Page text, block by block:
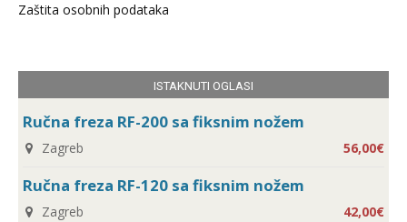
Zaštita osobnih podataka
ISTAKNUTI OGLASI
Ručna freza RF-200 sa fiksnim nožem
Zagreb 56,00€
Ručna freza RF-120 sa fiksnim nožem
Zagreb 42,00€